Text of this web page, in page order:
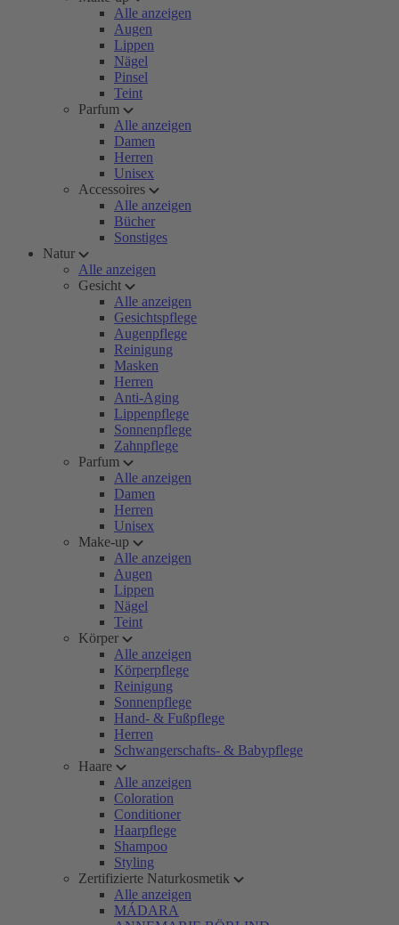
Alle anzeigen
Augen
Lippen
Nägel
Pinsel
Teint
Parfum
Alle anzeigen
Damen
Herren
Unisex
Accessoires
Alle anzeigen
Bücher
Sonstiges
Natur
Alle anzeigen
Gesicht
Alle anzeigen
Gesichtspflege
Augenpflege
Reinigung
Masken
Herren
Anti-Aging
Lippenpflege
Sonnenpflege
Zahnpflege
Parfum
Alle anzeigen
Damen
Herren
Unisex
Make-up
Alle anzeigen
Augen
Lippen
Nägel
Teint
Körper
Alle anzeigen
Körperpflege
Reinigung
Sonnenpflege
Hand- & Fußpflege
Herren
Schwangerschafts- & Babypflege
Haare
Alle anzeigen
Coloration
Conditioner
Haarpflege
Shampoo
Styling
Zertifizierte Naturkosmetik
Alle anzeigen
MÁDARA